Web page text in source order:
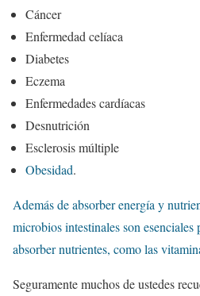
Cáncer
Enfermedad celíaca
Diabetes
Eczema
Enfermedades cardíacas
Desnutrición
Esclerosis múltiple
Obesidad.
Además de absorber energía y
microbios intestinales son esenciales
absorber nutrientes, como las
Seguramente muchos de ustedes